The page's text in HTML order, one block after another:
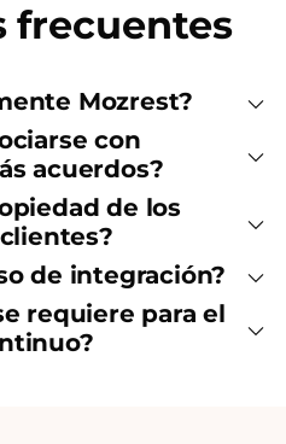
frecuentes
Mozrest?
con
acuerdos?
de los
de integración?
requiere para el